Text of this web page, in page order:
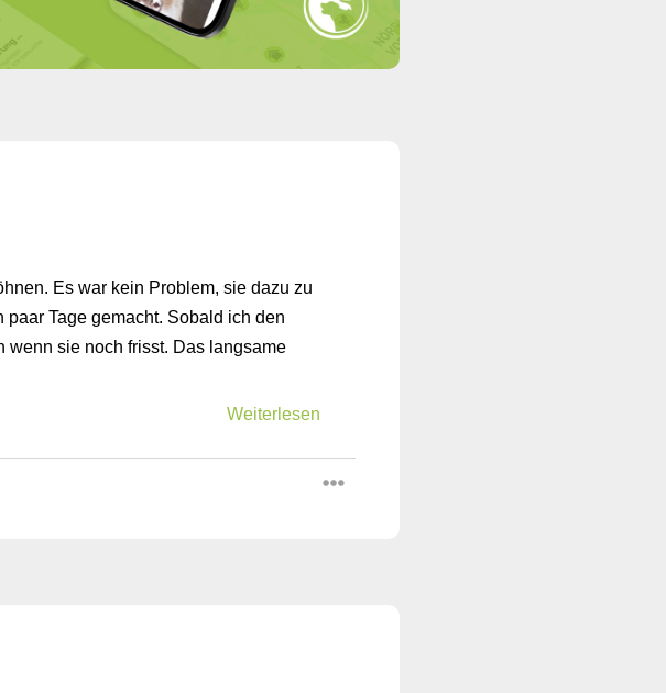
Es war kein Problem, sie dazu zu
Tage gemacht. Sobald ich den
wenn sie noch frisst. Das langsame
Weiterlesen